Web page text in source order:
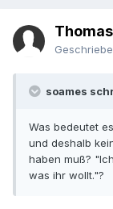
soames
Was bedeutet
und deshalb
haben muß?
was ihr wollt."?